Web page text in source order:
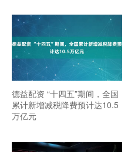
德益配资 “十四五”期间，全国
累计新增减税降费预计达10.5
万亿元